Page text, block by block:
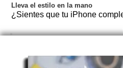
Lleva el estilo en la mano
¿Sientes que tu iPhone